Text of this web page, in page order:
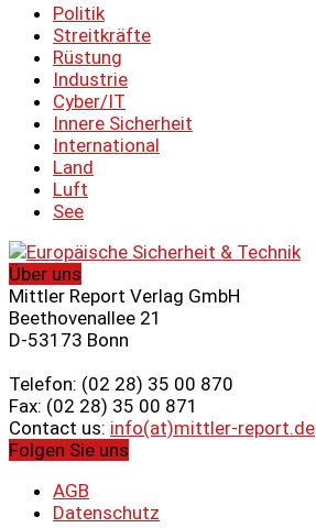
Politik
Streitkräfte
Rüstung
Industrie
Cyber/IT
Innere Sicherheit
International
Land
Luft
See
Über uns
Mittler Report Verlag GmbH
Beethovenallee 21
D-53173 Bonn
Telefon: (02 28) 35 00 870
Fax: (02 28) 35 00 871
Contact us: info(at)mittler-report.de
Folgen Sie uns
AGB
Datenschutz